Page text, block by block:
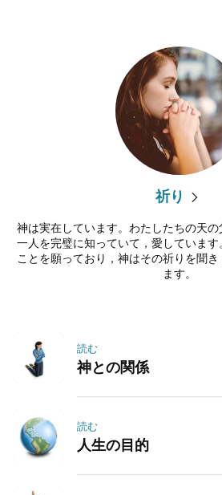
祈り
神は実在しています。わたしたちの天
一人を完璧に知っていて，愛していま
ことを願っており，神はその祈りを聞
ます。
読む
神との関係
読む
人生の目的